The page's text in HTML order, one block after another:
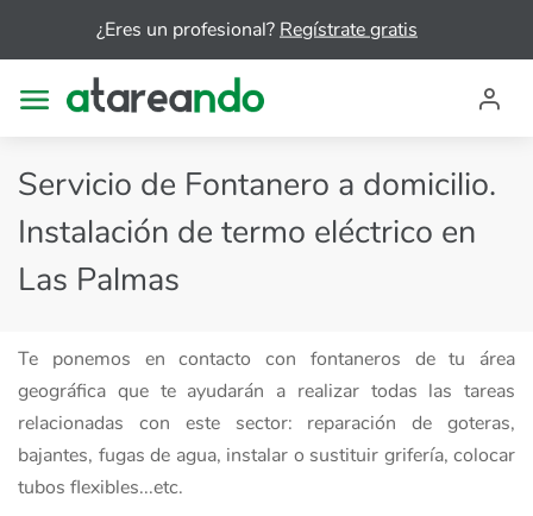
¿Eres un profesional?Regístrate gratis
Servicio de Fontanero a domicilio.
Instalación de termo eléctrico en
Las Palmas
Te ponemos en contacto con fontaneros de tu área
geográfica que te ayudarán a realizar todas las tareas
relacionadas con este sector: reparación de goteras,
bajantes, fugas de agua, instalar o sustituir grifería, colocar
tubos flexibles...etc.